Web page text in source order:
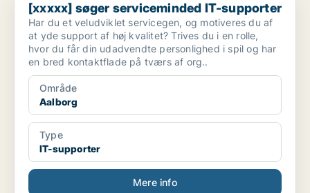
[xxxxx] søger serviceminded IT-supporter
Har du et veludviklet servicegen, og motiveres du af
at yde support af høj kvalitet? Trives du i en rolle,
hvor du får din udadvendte personlighed i spil og har
en bred kontaktflade på tværs af org..
Område
Aalborg
Type
IT-supporter
Mere info